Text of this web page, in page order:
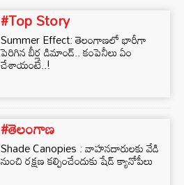
#Top Story
Summer Effect: తెలంగాణలో భారీగా
పెరిగిన బీర్ల డిమాండ్.. కంపెనీలు ఏం
చేశాయంటే..!
#తెలంగాణ
Shade Canopies : వాహనదారులకు వేడి
నుంచి రక్షణ కల్పించేందుకు షేడ్ క్యానోపీలు